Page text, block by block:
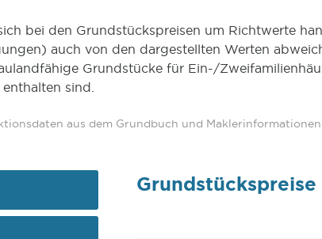
bei den Grundstückspreisen um Richtwerte
auch von den dargestellten Werten
Grundstücke für Ein-/
sind.
aus dem Grundbuch und Maklerinformationen